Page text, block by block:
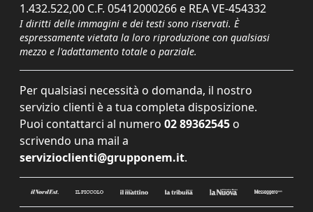
1.432.522,00 C.F. 05412000266 e REA VE-454332
I diritti delle immagini e dei testi sono riservati. È
espressamente vietata la loro riproduzione con qualsiasi
mezzo e l'adattamento totale o parziale.
Per qualsiasi necessità o domanda, il nostro
servizio clienti è a tua completa disposizione.
Puoi contattarci al numero 02 89362545 o
scrivendo una mail a
servizioclienti@grupponem.it.